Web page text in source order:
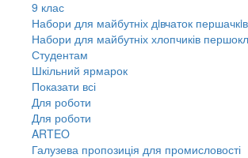
9 клас
Набори для майбутніх дiвчаток першачкiв
Набори для майбутніх хлопчиків
Студентам
Шкільний ярмарок
Показати всі
Для роботи
Для роботи
ARTEO
Галузева пропозиція для промисловості